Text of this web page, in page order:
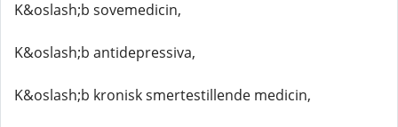
K&oslash;b sovemedicin,
K&oslash;b antidepressiva,
K&oslash;b kronisk smertestillende medicin,